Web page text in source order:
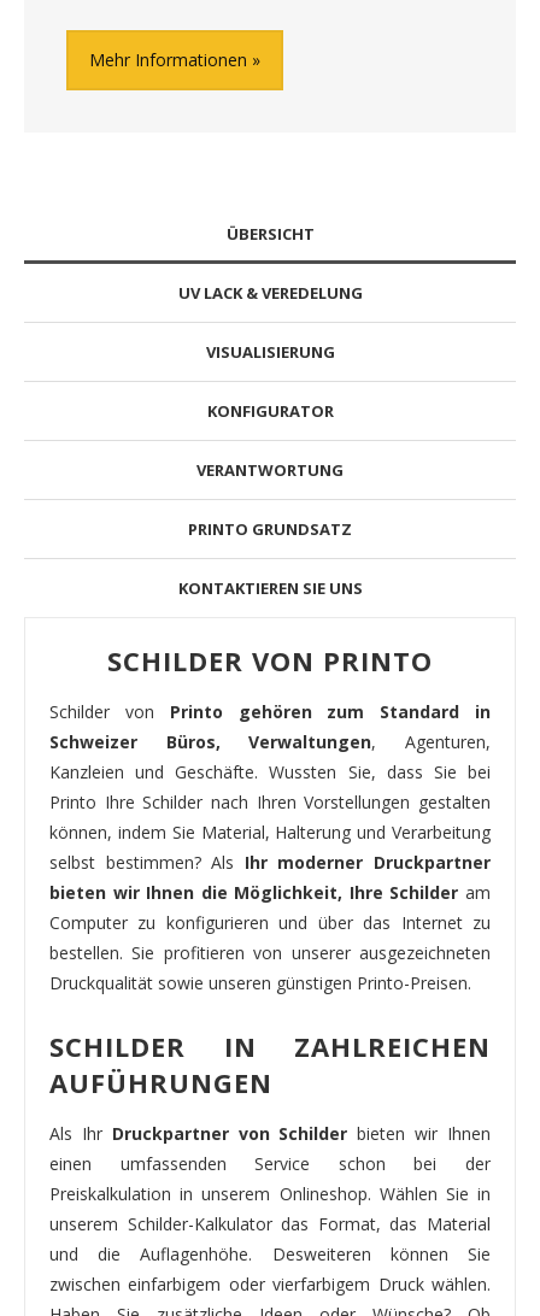
Mehr Informationen
ÜBERSICHT
UV LACK & VEREDELUNG
VISUALISIERUNG
KONFIGURATOR
VERANTWORTUNG
PRINTO GRUNDSATZ
KONTAKTIEREN SIE UNS
SCHILDER VON PRINTO
Schilder von Printo gehören zum Standard in
Schweizer Büros, Verwaltungen, Agenturen,
Kanzleien und Geschäfte. Wussten Sie, dass Sie bei
Printo Ihre Schilder nach Ihren Vorstellungen gestalten
können, indem Sie Material, Halterung und Verarbeitung
selbst bestimmen? Als Ihr moderner Druckpartner
bieten wir Ihnen die Möglichkeit, Ihre Schilder am
Computer zu konfigurieren und über das Internet zu
bestellen. Sie profitieren von unserer ausgezeichneten
Druckqualität sowie unseren günstigen Printo-Preisen.
SCHILDER IN ZAHLREICHEN
AUFÜHRUNGEN
Als Ihr Druckpartner von Schilderbieten wir Ihnen
einen umfassenden Service schon bei der
Preiskalkulation in unserem Onlineshop. Wählen Sie in
unserem Schilder-Kalkulator das Format, das Material
und die Auflagenhöhe. Desweiteren können Sie
zwischen einfarbigem oder vierfarbigem Druck wählen.